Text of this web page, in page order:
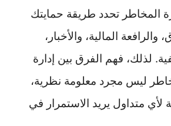
المخاطر تحدد طريقة حمايتك
المالية، والأخبار،
لذلك، فهم الفرق بين إدارة
ليس مجرد معلومة نظرية،
متداول يريد الاستمرار في